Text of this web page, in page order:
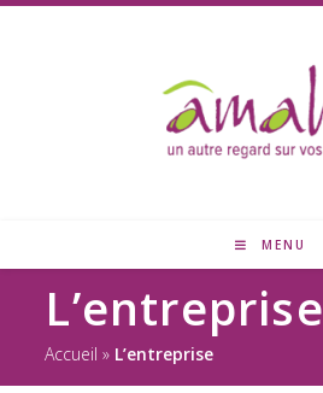
MENU
L’entreprise
Accueil » L’entreprise